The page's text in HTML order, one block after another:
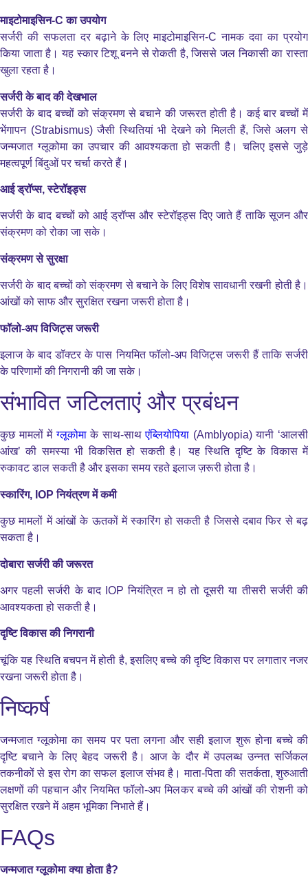
माइटोमाइसिन-C का उपयोग
सर्जरी की सफलता दर बढ़ाने के लिए माइटोमाइसिन-C नामक दवा का प्रयोग
किया जाता है। यह स्कार टिशू बनने से रोकती है, जिससे जल निकासी का रास्ता
खुला रहता है।
सर्जरी के बाद की देखभाल
सर्जरी के बाद बच्चों को संक्रमण से बचाने की जरूरत होती है। कई बार बच्चों में
भेंगापन (Strabismus) जैसी स्थितियां भी देखने को मिलती हैं, जिसे अलग से
जन्मजात ग्लूकोमा का उपचार की आवश्यकता हो सकती है। चलिए इससे जुड़े
महत्वपूर्ण बिंदुओं पर चर्चा करते हैं।
आई ड्रॉप्स, स्टेरॉइड्स
सर्जरी के बाद बच्चों को आई ड्रॉप्स और स्टेरॉइड्स दिए जाते हैं ताकि सूजन और
संक्रमण को रोका जा सके।
संक्रमण से सुरक्षा
सर्जरी के बाद बच्चों को संक्रमण से बचाने के लिए विशेष सावधानी रखनी होती है।
आंखों को साफ और सुरक्षित रखना जरूरी होता है।
फॉलो-अप विजिट्स जरूरी
इलाज के बाद डॉक्टर के पास नियमित फॉलो-अप विजिट्स जरूरी हैं ताकि सर्जरी
के परिणामों की निगरानी की जा सके।
संभावित जटिलताएं और प्रबंधन
कुछ मामलों मेंग्लूकोमाके साथ-साथएंब्लियोपिया (Amblyopia) यानी ‘आलसी
आंख’ की समस्या भी विकसित हो सकती है। यह स्थिति दृष्टि के विकास में
रुकावट डाल सकती है और इसका समय रहते इलाज ज़रूरी होता है।
स्कारिंग, IOP नियंत्रण में कमी
कुछ मामलों में आंखों के ऊतकों में स्कारिंग हो सकती है जिससे दबाव फिर से बढ़
सकता है।
दोबारा सर्जरी की जरूरत
अगर पहली सर्जरी के बाद IOP नियंत्रित न हो तो दूसरी या तीसरी सर्जरी की
आवश्यकता हो सकती है।
दृष्टि विकास की निगरानी
चूंकि यह स्थिति बचपन में होती है, इसलिए बच्चे की दृष्टि विकास पर लगातार नजर
रखना जरूरी होता है।
निष्कर्ष
जन्मजात ग्लूकोमा का समय पर पता लगना और सही इलाज शुरू होना बच्चे की
दृष्टि बचाने के लिए बेहद जरूरी है। आज के दौर में उपलब्ध उन्नत सर्जिकल
तकनीकों से इस रोग का सफल इलाज संभव है। माता-पिता की सतर्कता, शुरुआती
लक्षणों की पहचान और नियमित फॉलो‑अप मिलकर बच्चे की आंखों की रोशनी को
सुरक्षित रखने में अहम भूमिका निभाते हैं।
FAQs
जन्मजात ग्लूकोमा क्या होता है?